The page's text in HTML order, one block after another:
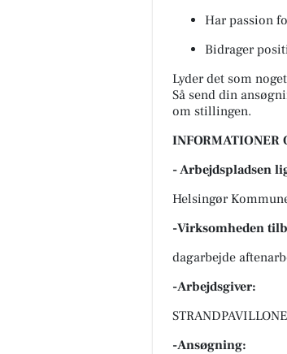
Har passion
Bidrager
Lyder det som
Så send din
om stillingen.
INFORMATIONER
- Arbejdspladsen
Helsingør
-Virksomheden
dagarbejde
-Arbejdsgiver:
-Ansøgning: